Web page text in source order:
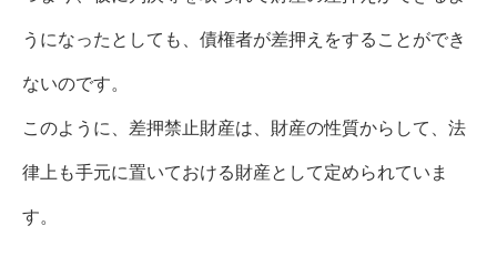
うになったとしても、債権者が差押えをすることができ
ないのです。
このように、差押禁止財産は、財産の性質からして、法
律上も手元に置いておける財産として定められていま
す。